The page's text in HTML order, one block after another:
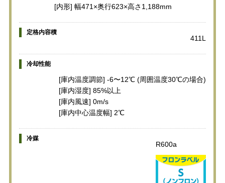
[内形] 幅471×奥行623×高さ1,188mm
定格内容積
411L
冷却性能
[庫内温度調節] -6〜12℃ (周囲温度30℃の場合)
[庫内湿度] 85%以上
[庫内風速] 0m/s
[庫内中心温度幅] 2℃
冷媒
R600a